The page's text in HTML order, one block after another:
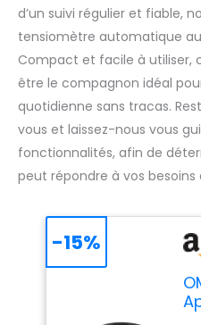
d’un suivi régulier et fiable,
tensiomètre automatique au
Compact et facile à utiliser,
être le compagnon idéal
quotidienne sans tracas.
vous et laissez-nous vous
fonctionnalités, afin de
peut répondre à vos
-15%